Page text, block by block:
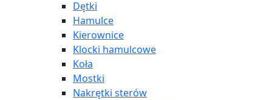
Dętki
Hamulce
Kierownice
Klocki hamulcowe
Koła
Mostki
Nakrętki sterów